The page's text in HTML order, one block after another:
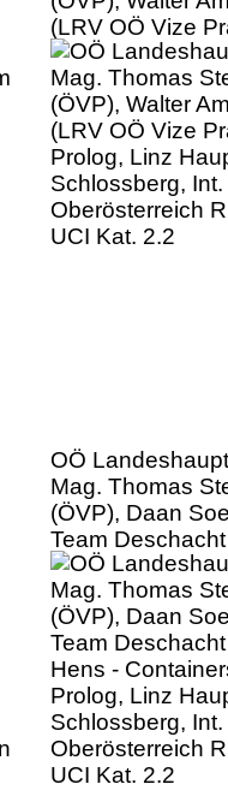
(LRV OÖ Vize
Prolog, Linz
Schlossberg,
Oberösterreich
UCI Kat. 2.2
OÖ
Mag. Thomas
(ÖVP), Daan
Team
Hens -
Prolog, Linz
Schlossberg,
Oberösterreich
UCI Kat. 2.2